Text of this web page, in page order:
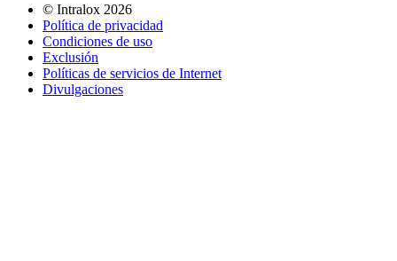
© Intralox 2026
Política de privacidad
Condiciones de uso
Exclusión
Políticas de servicios de Internet
Divulgaciones